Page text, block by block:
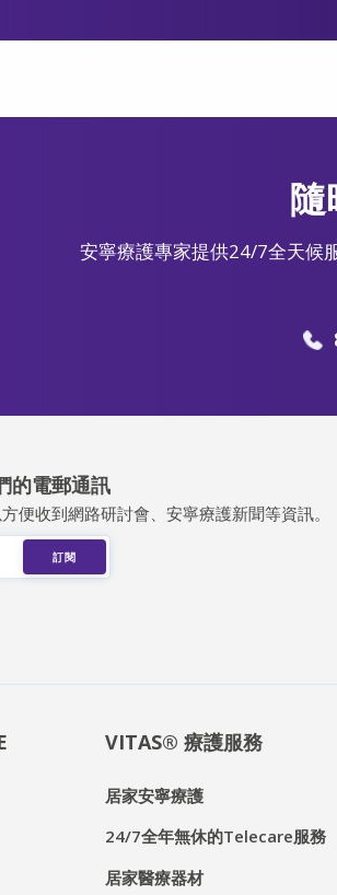
隨
安寧療護專家提供24/7全天候
的電郵通訊
便收到網路研討會、安寧療護新聞等資訊。
VITAS® 療護服務
居家安寧療護
24/7全年無休的Telecare服務
居家醫療器材